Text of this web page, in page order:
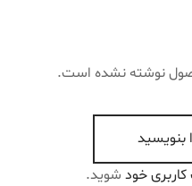
نوشته نشده است.
بنویسید
خود شوید.